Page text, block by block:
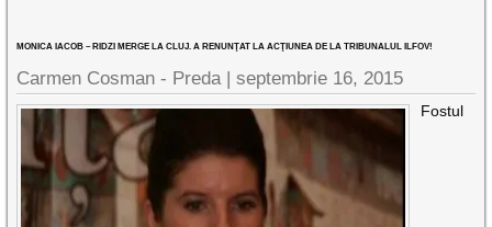
MONICA IACOB – RIDZI MERGE LA CLUJ. A RENUNŢAT LA ACŢIUNEA DE LA TRIBUNALUL ILFOV!
Carmen Cosman - Preda |septembrie 16, 2015
Fostul